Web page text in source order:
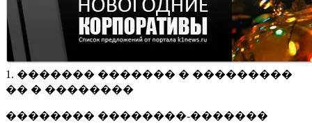
1. ������� ������� � ���������
�� � ��������
�������� ��������-�������